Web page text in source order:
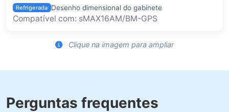
Refrigerada Desenho dimensional do gabinete
Compatível com: sMAX16AM/BM-GPS
Clique na imagem para ampliar
Perguntas frequentes